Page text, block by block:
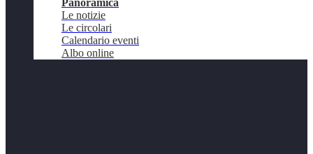
Panoramica
Le notizie
Le circolari
Calendario eventi
Albo online